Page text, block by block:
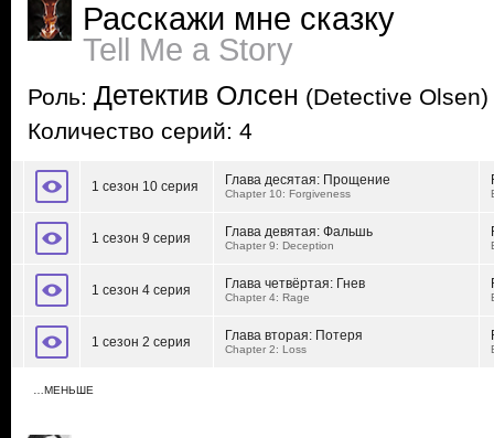
Расскажи мне сказку
Tell Me a Story
Роль: Детектив Олсен (Detective Olsen)
Количество серий: 4
1 сезон 10 серия Глава десятая: Прощение
Chapter 10: Forgiveness
1 сезон 9 серия Глава девятая: Фальшь
Chapter 9: Deception
1 сезон 4 серия Глава четвёртая: Гнев
Chapter 4: Rage
1 сезон 2 серия Глава вторая: Потеря
Chapter 2: Loss
…МЕНЬШЕ